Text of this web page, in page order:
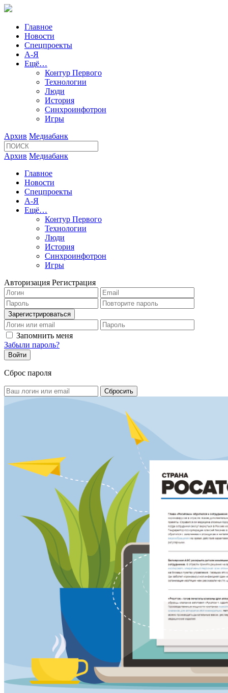
Главное
Новости
Спецпроекты
А-Я
Ещё…
Контур Первого
Технологии
Люди
История
Синхроинфотрон
Игры
Архив Медиабанк
Архив Медиабанк
Главное
Новости
Спецпроекты
А-Я
Ещё…
Контур Первого
Технологии
Люди
История
Синхроинфотрон
Игры
Авторизация Регистрация
Запомнить меня
Забыли пароль?
Сброс пароля